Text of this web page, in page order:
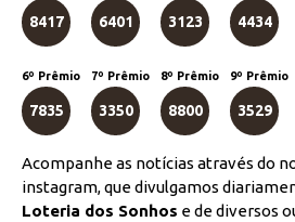
8417 6401 3123 4434
6º Prêmio
7835
7º Prêmio
3350
8º Prêmio
8800
9º Prêmio
3529
Acompanhe as notícias através do
instagram, que divulgamos
Loteria dos Sonhos e de diversos